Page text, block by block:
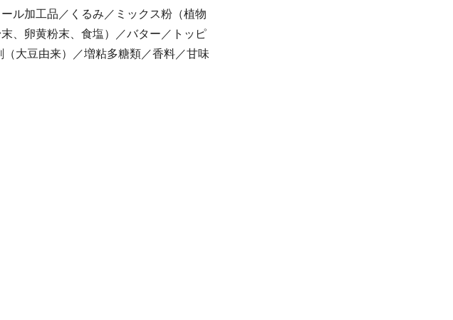
ル加工品／くるみ／ミックス粉（植物
、卵黄粉末、食塩）／バター／トッピ
大豆由来）／増粘多糖類／香料／甘味